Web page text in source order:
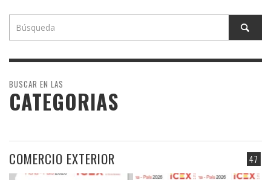
BUSCAR EN LAS
CATEGORIAS
47
COMERCIO EXTERIOR